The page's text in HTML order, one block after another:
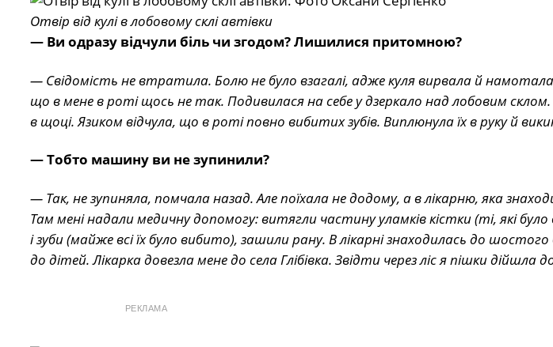
Отвір від кулі в лобовому склі автівки
— Ви одразу відчули біль чи згодом? Лишилися притомною?
— Свідомість не втратила. Болю не було взагалі, адже куля вирвала й
що в мене в роті щось не так. Подивилася на себе у дзеркало над лобовим
в щоці. Язиком відчула, що в роті повно вибитих зубів. Виплюнула їх в руку й
— Тобто машину ви не зупинили?
— Так, не зупиняла, помчала назад. Але поїхала не додому, а в лікарню, яка
Там мені надали медичну допомогу: витягли частину уламків кістки (ті, які
і зуби (майже всі їх було вибито), зашили рану. В лікарні знаходилась до
до дітей. Лікарка довезла мене до села Глібівка. Звідти через ліс я пішки дійшла
РЕКЛАМА